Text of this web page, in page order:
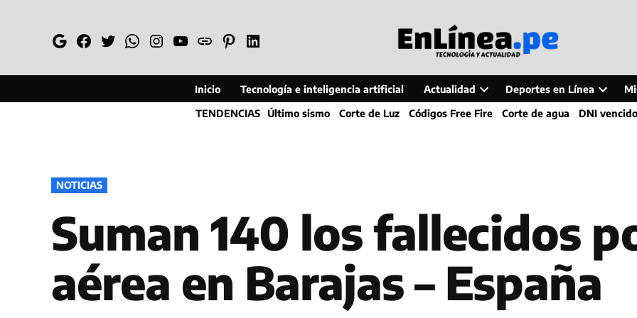
GoogleFacebook
TwitterWhatsapp
Instagram
YouTube
WebPinterestLinkedin
Inicio Tecnología e inteligencia artificial Actualidad
Open
dropdown
Deportes en Línea
Open
dropdown
TENDENCIAS Último sismo Corte de Luz Códigos Free Fire Corte de agua DNI vencido
PUBLICADO
EN
NOTICIAS
Suman 140 los fallecidos
aérea en Barajas – España